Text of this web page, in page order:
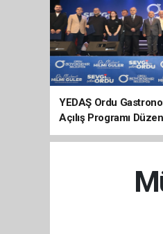
YEDAŞ Ordu
Açılış Programı